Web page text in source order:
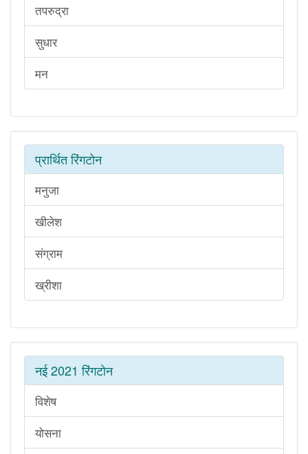
तपरुद्रा
सुधार
मन
प्रार्थित रिंगटोन
मनुजा
खीलेश
संग्राम
ख्रीशा
नई 2021 रिंगटोन
विशेष
योसना